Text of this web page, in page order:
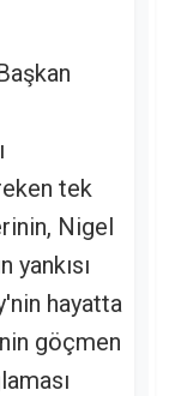
tek
Nigel
yankısı
hayatta
göçmen